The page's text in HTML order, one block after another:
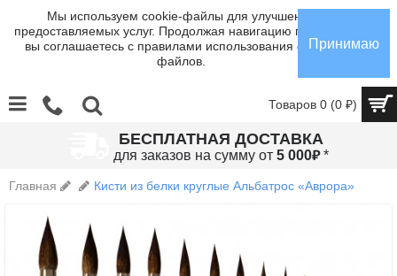
Мы используем cookie-файлы для улучшения
предоставляемых услуг. Продолжая навигацию по сайту,
вы соглашаетесь с правилами использования cookie-
файлов.
Принимаю
Товаров 0 (0 ₽)
БЕСПЛАТНАЯ ДОСТАВКА
для заказов на сумму от 5 000₽*
Главная Кисти из белки круглые Альбатрос «Аврора»